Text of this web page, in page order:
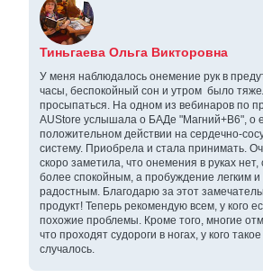
Тиньгаева Ольга Викторовна
У меня наблюдалось онемение рук в
часы, беспокойный сон и утром было
просыпаться. На одном из вебинаров по
AUStore услышала о БАДе "Магний+В6", о
положительном действии на сердечно-
систему. Приобрела и стала принимать.
скоро заметила, что онемения в руках нет,
более спокойным, а пробуждение легким и
радостным. Благодарю за этот
продукт! Теперь рекомендую всем, у кого
похожие проблемы. Кроме того, многие
что проходят судороги в ногах, у кого такое
случалось.